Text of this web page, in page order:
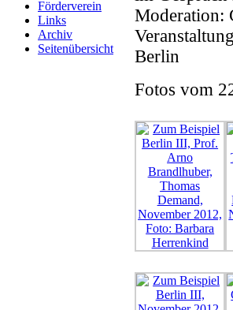
Förderverein
Links
Archiv
Seitenübersicht
Moderation:
Berlin
Fotos vom